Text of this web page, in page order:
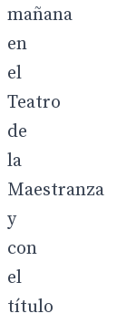
mañana
en
el
Teatro
de
la
Maestranza
y
con
el
título